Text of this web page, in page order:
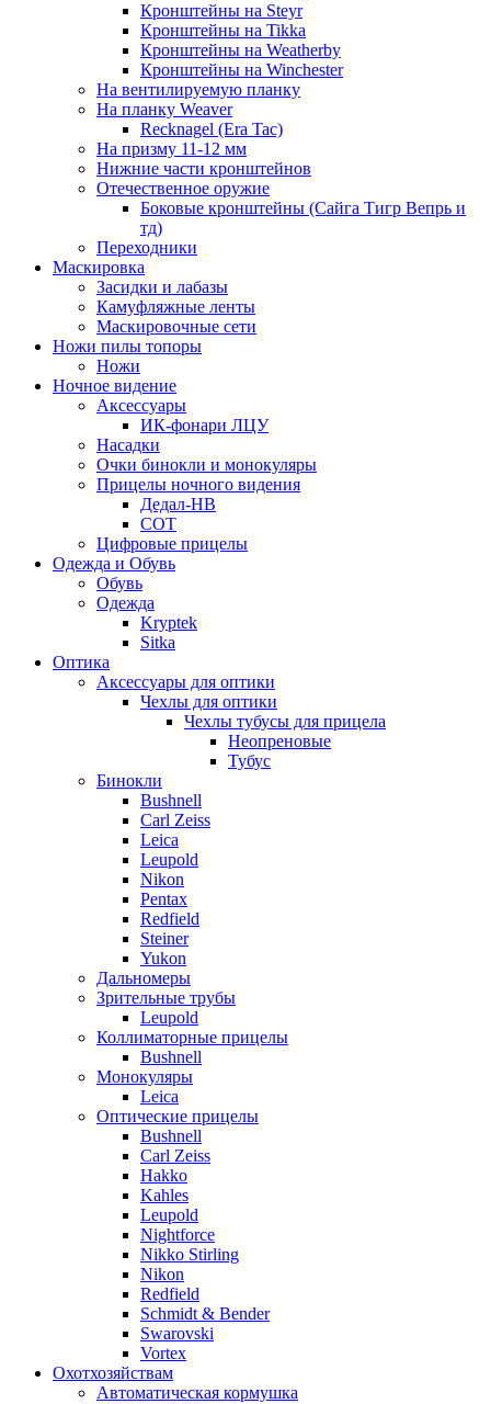
Кронштейны на Steyr
Кронштейны на Tikka
Кронштейны на Weatherby
Кронштейны на Winchester
На вентилируемую планку
На планку Weaver
Recknagel (Era Tac)
На призму 11-12 мм
Нижние части кронштейнов
Отечественное оружие
Боковые кронштейны (Сайга Тигр Вепрь и
тд)
Переходники
Маскировка
Засидки и лабазы
Камуфляжные ленты
Маскировочные сети
Ножи пилы топоры
Ножи
Ночное видение
Аксессуары
ИК-фонари ЛЦУ
Насадки
Очки бинокли и монокуляры
Прицелы ночного видения
Дедал-НВ
СОТ
Цифровые прицелы
Одежда и Обувь
Обувь
Одежда
Kryptek
Sitka
Оптика
Аксессуары для оптики
Чехлы для оптики
Чехлы тубусы для прицела
Неопреновые
Тубус
Бинокли
Bushnell
Carl Zeiss
Leica
Leupold
Nikon
Pentax
Redfield
Steiner
Yukon
Дальномеры
Зрительные трубы
Leupold
Коллиматорные прицелы
Bushnell
Монокуляры
Leica
Оптические прицелы
Bushnell
Carl Zeiss
Hakko
Kahles
Leupold
Nightforce
Nikko Stirling
Nikon
Redfield
Schmidt & Bender
Swarovski
Vortex
Охотхозяйствам
Автоматическая кормушка